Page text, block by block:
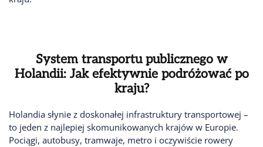
System transportu publicznego w
Holandii: Jak efektywnie podróżować po
kraju?
Holandia słynie z doskonałej infrastruktury transportowej –
to jeden z najlepiej skomunikowanych krajów w Europie.
Pociągi, autobusy, tramwaje, metro i oczywiście rowery